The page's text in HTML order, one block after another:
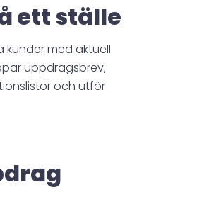
ett ställe
kunder med aktuell
uppdragsbrev,
och utför